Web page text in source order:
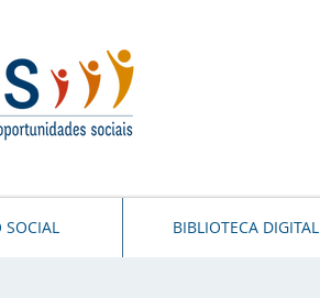
SOCIAL BIBLIOTECA DIGITAL